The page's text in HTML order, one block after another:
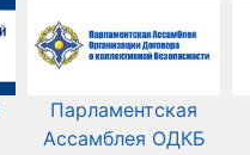
Парламентская
Ассамблея ОДКБ